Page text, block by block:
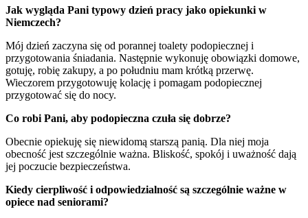
Jak wygląda Pani typowy dzień pracy jako opiekunki w
Niemczech?
Mój dzień zaczyna się od porannej toalety podopiecznej i
przygotowania śniadania. Następnie wykonuję obowiązki domowe,
gotuję, robię zakupy, a po południu mam krótką przerwę.
Wieczorem przygotowuję kolację i pomagam podopiecznej
przygotować się do nocy.
Co robi Pani, aby podopieczna czuła się dobrze?
Obecnie opiekuję się niewidomą starszą panią. Dla niej moja
obecność jest szczególnie ważna. Bliskość, spokój i uważność dają
jej poczucie bezpieczeństwa.
Kiedy cierpliwość i odpowiedzialność są szczególnie ważne w
opiece nad seniorami?